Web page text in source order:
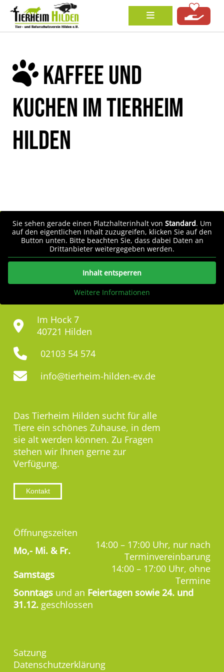
KAFFEE UND
KUCHEN IM TIERHEIM
HILDEN
Sie sehen gerade einen Platzhalterinhalt von Standard. Um
auf den eigentlichen Inhalt zuzugreifen, klicken Sie auf den
Button unten. Bitte beachten Sie, dass dabei Daten an
Drittanbieter weitergegeben werden.
Inhalt entsperren
Weitere Informationen
Im Hock 7
40721 Hilden
02103 54 574
info@tierheim-hilden-ev.de
Das Tierheim Hilden sucht für alle
Tiere ein schönes Zuhause, in dem
sie alt werden können. Zu Fragen
stehen wir Ihnen gerne zur
Verfügung.
Kontakt
Öffnungszeiten
Mo,- Mi. & Fr.
14:00 – 17:00 Uhr, nur nach
Terminvereinbarung
Samstags
14:00 – 17:00 Uhr, ohne
Termine
Sonntags und an Feiertagen sowie 24. und
31.12. geschlossen
Satzung
Datenschutzerklärung